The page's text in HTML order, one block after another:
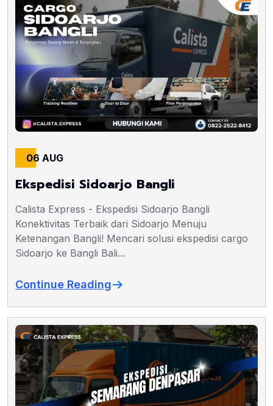
06 AUG
Ekspedisi Sidoarjo Bangli
Calista Express - Ekspedisi Sidoarjo Bangli
Konektivitas Terbaik dari Sidoarjo Menuju
Ketenangan Bangli! Mencari solusi ekspedisi cargo
Sidoarjo ke Bangli Bali...
Continue Reading